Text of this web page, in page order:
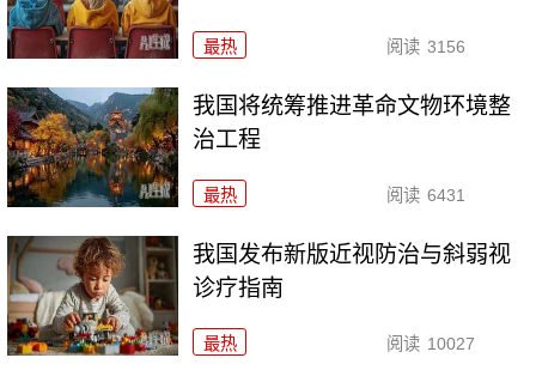
最热 阅读 3156
我国将统筹推进革命文物环境整
治工程
最热 阅读 6431
我国发布新版近视防治与斜弱视
诊疗指南
最热 阅读 10027